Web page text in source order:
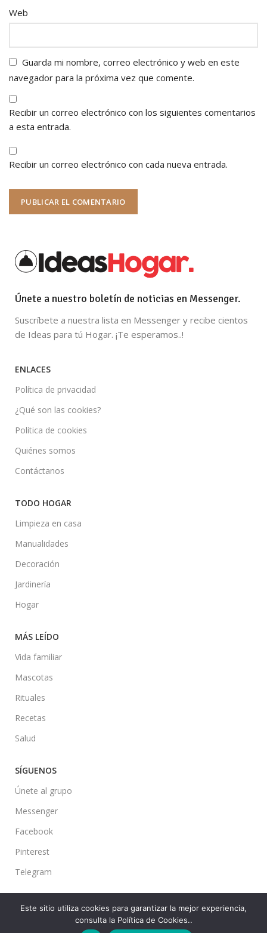
Web
Guarda mi nombre, correo electrónico y web en este
navegador para la próxima vez que comente.
Recibir un correo electrónico con los siguientes comentarios
a esta entrada.
Recibir un correo electrónico con cada nueva entrada.
Únete a nuestro boletín de noticias en Messenger.
Suscríbete a nuestra lista en Messenger y recibe cientos
de Ideas para tú Hogar. ¡Te esperamos..!
ENLACES
Política de privacidad
¿Qué son las cookies?
Política de cookies
Quiénes somos
Contáctanos
TODO HOGAR
Limpieza en casa
Manualidades
Decoración
Jardinería
Hogar
MÁS LEÍDO
Vida familiar
Mascotas
Rituales
Recetas
Salud
SÍGUENOS
Únete al grupo
Messenger
Facebook
Pinterest
Telegram
Este sitio utiliza cookies para garantizar la mejor experiencia,
consulta la Política de Cookies..